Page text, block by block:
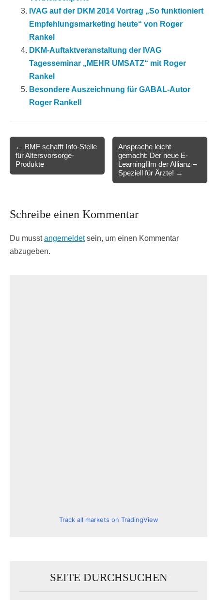
IVAG auf der DKM 2014 Vortrag „So funktioniert
Empfehlungsmarketing heute“ von Roger
Rankel
DKM-Auftaktveranstaltung der IVAG
Tagesseminar „MEHR UMSATZ“ mit Roger
Rankel
Besondere Auszeichnung für GABAL-Autor
Roger Rankel!
navigation
← BMF schafft Info-Stelle
für Altersvorsorge-
Produkte
Ansprache leicht
gemacht: Der neue E-
Learningfilm der Allianz –
Speziell für Ärzte! →
Schreibe einen Kommentar
Du musstangemeldetsein, um einen Kommentar
abzugeben.
Track all markets on TradingView
SEITE DURCHSUCHEN